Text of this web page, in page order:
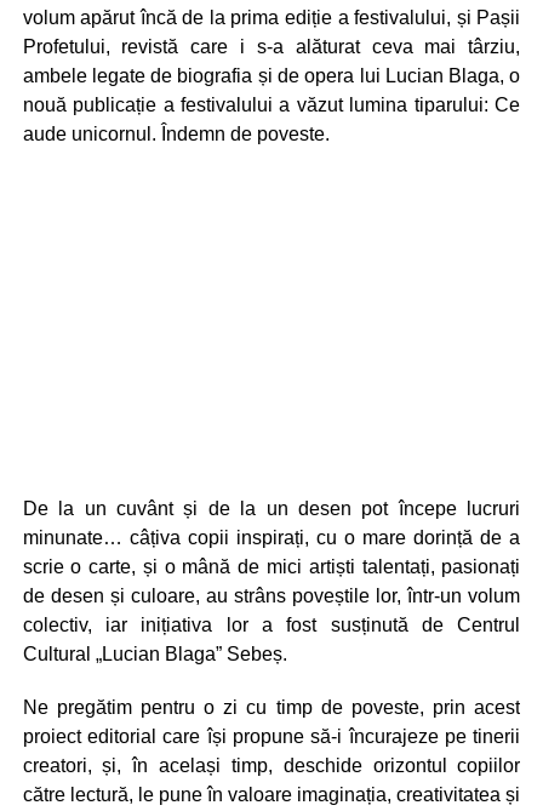
volum apărut încă de la prima ediție a festivalului, și Pașii
Profetului, revistă care i s-a alăturat ceva mai târziu,
ambele legate de biografia și de opera lui Lucian Blaga, o
nouă publicație a festivalului a văzut lumina tiparului: Ce
aude unicornul. Îndemn de poveste.
De la un cuvânt și de la un desen pot începe lucruri
minunate… câțiva copii inspirați, cu o mare dorință de a
scrie o carte, și o mână de mici artiști talentați, pasionați
de desen și culoare, au strâns poveștile lor, într-un volum
colectiv, iar inițiativa lor a fost susținută de Centrul
Cultural „Lucian Blaga” Sebeș.
Ne pregătim pentru o zi cu timp de poveste, prin acest
proiect editorial care își propune să-i încurajeze pe tinerii
creatori, și, în același timp, deschide orizontul copiilor
către lectură, le pune în valoare imaginația, creativitatea și